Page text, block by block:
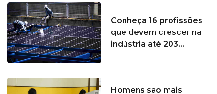
Conheça 16 profissões
que devem crescer na
indústria até 203...
Homens são mais